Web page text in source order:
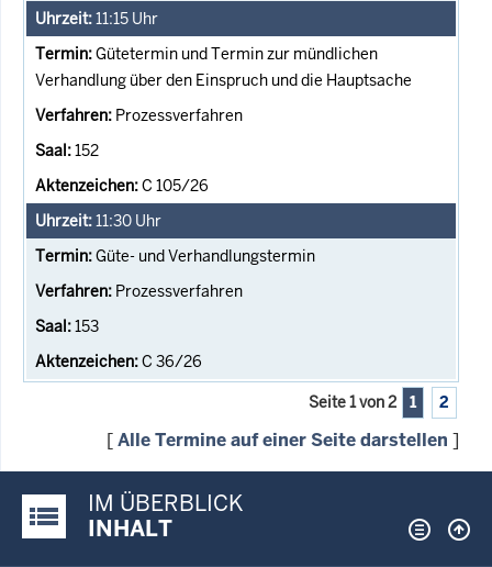
11:15 Uhr
Gütetermin und Termin zur mündlichen
Verhandlung über den Einspruch und die Hauptsache
Prozessverfahren
152
C 105/26
11:30 Uhr
Güte- und Verhandlungstermin
Prozessverfahren
153
C 36/26
Seite 1 von 2 1 2
[Alle Termine auf einer Seite darstellen ]
Justiz-Portal im Überblick:
IM ÜBERBLICK
INHALT